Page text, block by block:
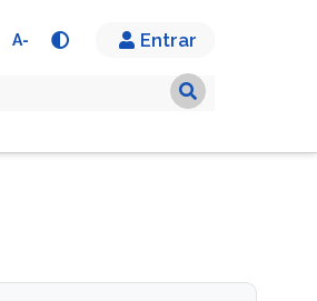
A- Entrar